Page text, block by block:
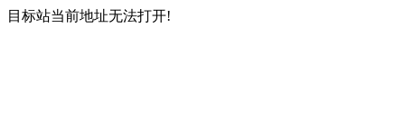
目标站当前地址无法打开!